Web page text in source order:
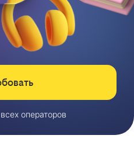
операторов